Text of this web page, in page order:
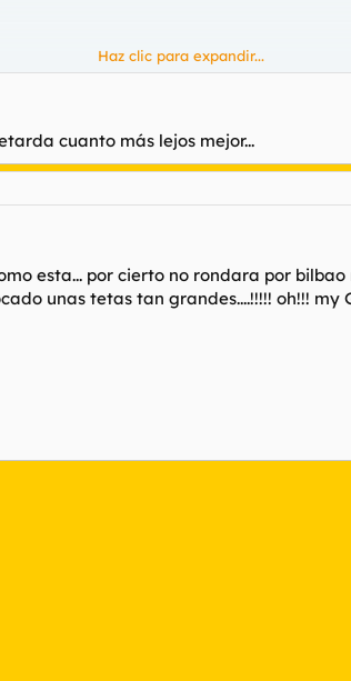
Haz clic para expandir...
cuanto más lejos mejor...
esta... por cierto no rondara por bilbao
unas tetas tan grandes....!!!!! oh!!! my